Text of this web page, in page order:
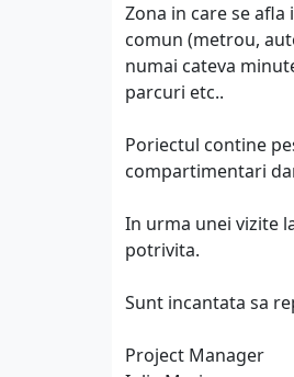
Zona in care se
comun (metrou,
numai cateva
parcuri etc..
Poriectul contine
compartimentari
In urma unei vizite
potrivita.
Sunt incantata sa
Project Manager